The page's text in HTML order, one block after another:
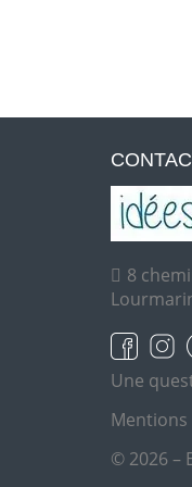
8
Une
Mentions
© 2026 –